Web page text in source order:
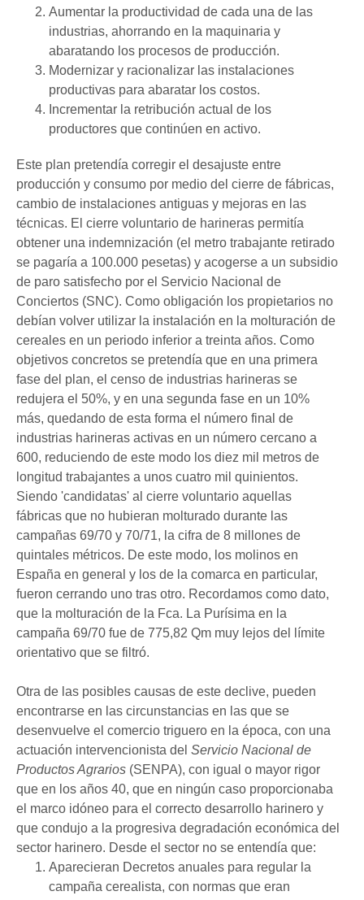
Aumentar la productividad de cada una de las
industrias, ahorrando en la maquinaria y
abaratando los procesos de producción.
Modernizar y racionalizar las instalaciones
productivas para abaratar los costos.
Incrementar la retribución actual de los
productores que continúen en activo.
Este plan pretendía corregir el desajuste entre
producción y consumo por medio del cierre de fábricas,
cambio de instalaciones antiguas y mejoras en las
técnicas. El cierre voluntario de harineras permitía
obtener una indemnización (el metro trabajante retirado
se pagaría a 100.000 pesetas) y acogerse a un subsidio
de paro satisfecho por el Servicio Nacional de
Conciertos (SNC). Como obligación los propietarios no
debían volver utilizar la instalación en la molturación de
cereales en un periodo inferior a treinta años. Como
objetivos concretos se pretendía que en una primera
fase del plan, el censo de industrias harineras se
redujera el 50%, y en una segunda fase en un 10%
más, quedando de esta forma el número final de
industrias harineras activas en un número cercano a
600, reduciendo de este modo los diez mil metros de
longitud trabajantes a unos cuatro mil quinientos.
Siendo 'candidatas' al cierre voluntario aquellas
fábricas que no hubieran molturado durante las
campañas 69/70 y 70/71, la cifra de 8 millones de
quintales métricos. De este modo, los molinos en
España en general y los de la comarca en particular,
fueron cerrando uno tras otro. Recordamos como dato,
que la molturación de la Fca. La Purísima en la
campaña 69/70 fue de 775,82 Qm muy lejos del límite
orientativo que se filtró.
Otra de las posibles causas de este declive, pueden
encontrarse en las circunstancias en las que se
desenvuelve el comercio triguero en la época, con una
actuación intervencionista del Servicio Nacional de
Productos Agrarios (SENPA), con igual o mayor rigor
que en los años 40, que en ningún caso proporcionaba
el marco idóneo para el correcto desarrollo harinero y
que condujo a la progresiva degradación económica del
sector harinero. Desde el sector no se entendía que:
Aparecieran Decretos anuales para regular la
campaña cerealista, con normas que eran